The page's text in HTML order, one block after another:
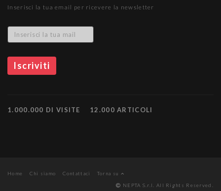
Inserisci la tua email per ricevere la newsletter
1.000.000 DI VISITE 12.000 ARTICOLI
Home Chi siamo Contattaci
Torna su
NEPTA S.r.l. All Rights Reserved.